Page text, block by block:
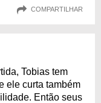
COMPARTILHAR
Tobias tem
ele curta também
Então seus